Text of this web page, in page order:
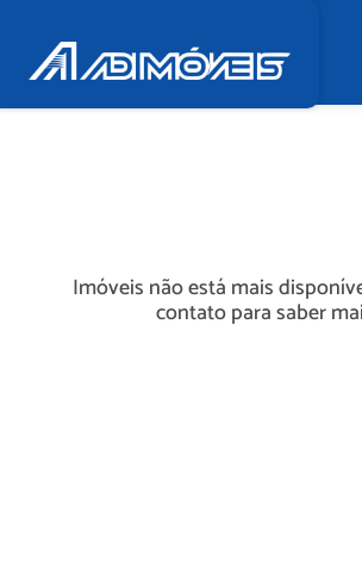
Imóveis não está mais
contato para saber